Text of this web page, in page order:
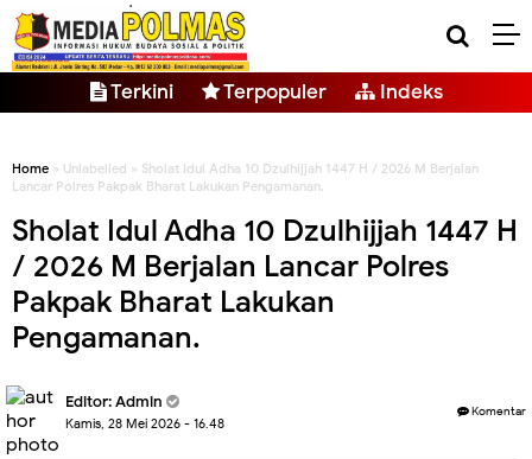
Terkini Terpopuler Indeks
Home » Unlabelled » Sholat Idul Adha 10 Dzulhijjah 1447 H / 2026 M Berjalan
Lancar Polres Pakpak Bharat Lakukan Pengamanan.
Sholat Idul Adha 10 Dzulhijjah 1447 H
/ 2026 M Berjalan Lancar Polres
Pakpak Bharat Lakukan
Pengamanan.
Editor: Admin
Kamis, 28 Mei 2026 - 16.48
Komentar